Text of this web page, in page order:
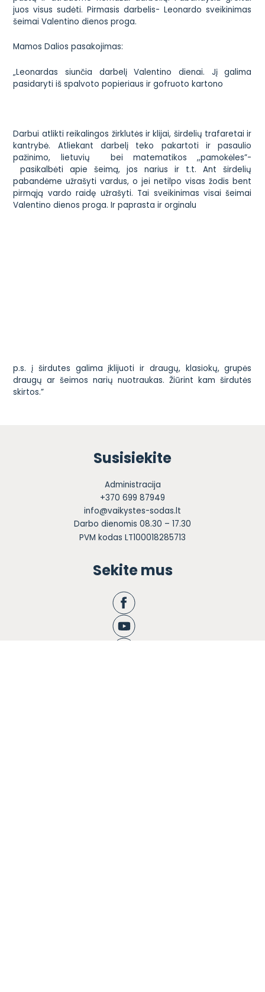
juos visus sudėti. Pirmasis darbelis- Leonardo sveikinimas
šeimai Valentino dienos proga.
Mamos Dalios pasakojimas:
„Leonardas siunčia darbelį Valentino dienai. Jį galima
pasidaryti iš spalvoto popieriaus ir gofruoto kartono
Darbui atlikti reikalingos žirklutės ir klijai, širdelių trafaretai ir
kantrybė. Atliekant darbelį teko pakartoti ir pasaulio
pažinimo, lietuvių bei matematikos ,,pamokėles”-
pasikalbėti apie šeimą, jos narius ir t.t. Ant širdelių
pabandėme užrašyti vardus, o jei netilpo visas žodis bent
pirmąją vardo raidę užrašyti. Tai sveikinimas visai šeimai
Valentino dienos proga. Ir paprasta ir orginalu
p.s. į širdutes galima įklijuoti ir draugų, klasiokų, grupės
draugų ar šeimos narių nuotraukas. Žiūrint kam širdutės
skirtos.”
Susisiekite
Administracija
+370 699 87949
info@vaikystes-sodas.lt
Darbo dienomis 08.30 – 17.30
PVM kodas LT100018285713
Sekite mus